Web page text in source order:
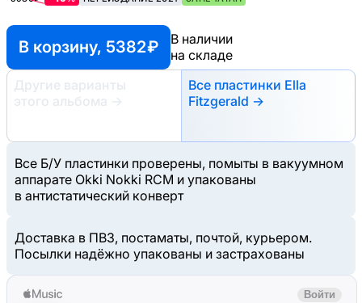
В корзину, 5382 ₽
В наличии
на складе
Другие варианты
этого альбома
→
Все пластинки Ella
Fitzgerald →
Все Б/У пластинки проверены, помыты в вакуумном
аппарате Okki Nokki RCM и упакованы
в антистатический конверт
Доставка в ПВЗ, постаматы, почтой, курьером.
Посылки надёжно упакованы и застрахованы